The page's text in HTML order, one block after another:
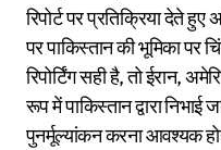
रिपोर्ट पर प्रतिक्रिया देते
पर पाकिस्तान की भूमिका पर
रिपोर्टिंग सही है, तो ईरान,
रूप में पाकिस्तान द्वारा निभाई
पुनर्मूल्यांकन करना आवश्यक